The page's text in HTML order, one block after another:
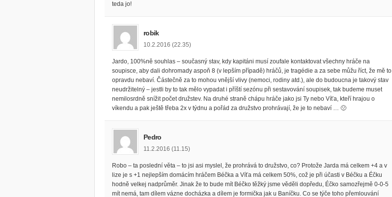
teda jo!
robik
10.2.2016 (22.35)
Jardo, 100%ně souhlas – současný stav, kdy kapitáni musí zoufale kontaktovat všechny hráče na
soupisce, aby dali dohromady aspoň 8 (v lepším případě) hráčů, je tragédie a za sebe můžu říct, že mě to
opravdu nebaví. Částečně za to mohou vnější vlivy (nemoci, rodiny atd.), ale do budoucna je takový stav
neudržitelný – jestli by to tak mělo vypadat i příští sezónu při sestavování soupisek, tak budeme muset
nemilosrdně snížit počet družstev. Na druhé straně chápu hráče jako jsi Ty nebo Víťa, kteří hrajou o
víkendu a pak ještě třeba 2x v týdnu a pořád za družstvo prohrávají, že je to nebaví … 🙁
Pedro
11.2.2016 (11.15)
Robo – ta poslední věta – to jsi asi myslel, že prohrává to družstvo, co? Protože Jarda má celkem +4 a v
lize je s +1 nejlepším domácím hráčem Béčka a Víťa má celkem 50%, což je při účasti v Béčku a Éčku
hodně velkej nadprůměr. Jinak že to bude mít Béčko těžký jsme věděli dopředu, Éčko samozřejmě 0-0-5
mít nemá, tam dílem vázne docházka a dílem je formička jak u Baníčku. Co se týče toho přemlouvání